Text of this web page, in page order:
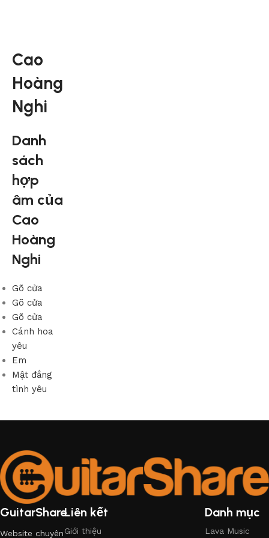
Cao
Hoàng
Nghi
Danh
sách
hợp
âm của
Cao
Hoàng
Nghi
Gõ cửa
Gõ cửa
Gõ cửa
Cánh hoa
yêu
Em
Mật đắng
tình yêu
GuitarShare
Website chuyên
Liên kết
Giới thiệu
Danh mục
Lava Music